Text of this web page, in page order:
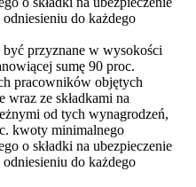
do każdego
przyznane w wysokości
sumę 90 proc.
pracowników objętych
ze składkami na
od tych wynagrodzeń,
kwoty minimalnego
o składki na ubezpieczenie
do każdego